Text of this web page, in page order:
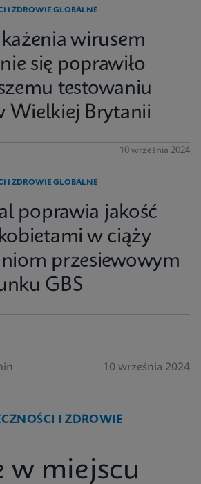
I ZDROWIE GLOBALNE
wirusem
się poprawiło
testowaniu
Wielkiej Brytanii
10 września 2024
I ZDROWIE GLOBALNE
poprawia jakość
w ciąży
przesiewowym
GBS
10 września 2024
I ZDROWIE
w miejscu